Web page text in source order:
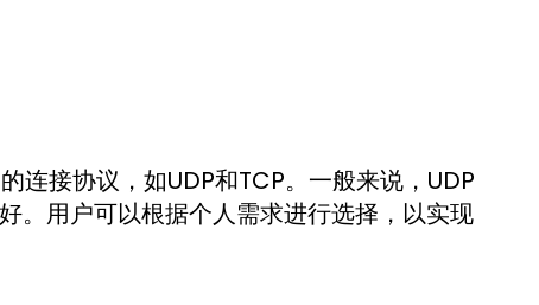
连接协议，如UDP和TCP。一般来说，UDP
。用户可以根据个人需求进行选择，以实现